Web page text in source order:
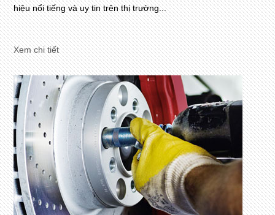
hiệu nổi tiếng và uy tin trên thị trường...
Xem chi tiết